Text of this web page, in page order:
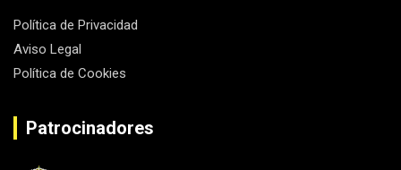
Política de Privacidad
Aviso Legal
Política de Cookies
Patrocinadores